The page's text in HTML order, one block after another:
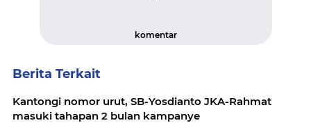
komentar
Berita Terkait
Kantongi nomor urut, SB-Yosdianto JKA-Rahmat
masuki tahapan 2 bulan kampanye